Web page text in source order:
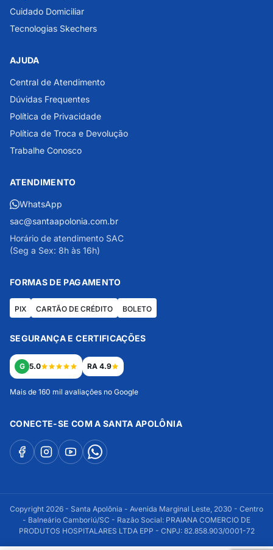
Cuidado Domiciliar
Tecnologias Skechers
AJUDA
Central de Atendimento
Dúvidas Frequentes
Política de Privacidade
Política de Troca e Devolução
Trabalhe Conosco
ATENDIMENTO
WhatsApp
sac@santaapolonia.com.br
Horário de atendimento SAC
(Seg a Sex: 8h às 16h)
FORMAS DE PAGAMENTO
PIX CARTÃO DE CRÉDITO BOLETO
SEGURANÇA E CERTIFICAÇÕES
G 5.0 RA 4.9
Mais de 160 mil avaliações no Google
CONECTE-SE COM A SANTA APOLÔNIA
Copyright 2026 - Santa Apolônia - Avenida Marginal Leste, 2030 - Centro
- Balneário Camboriú/SC - Razão Social: PRAIANA COMERCIO DE
PRODUTOS HOSPITALARES LTDA EPP - CNPJ: 82.858.903/0001-72